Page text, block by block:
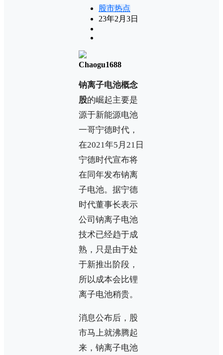
股市热点
23年2月3日
Chaogu1688
钠离子电池概念
股的崛起主要是
源于新能源电池
一哥宁德时代，
在2021年5月21日
宁德时代宣布将
在同年发布钠离
子电池。据宁德
时代董事长表示
公司钠离子电池
技术已经趋于成
熟，只是由于处
于新推出阶段，
所以成本会比锂
离子电池稍贵。
消息公布后，股
市马上就沸腾起
来，钠离子电池